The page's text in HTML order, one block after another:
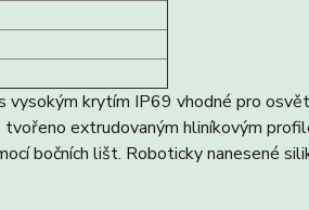
krytím IP69 vhodné pro
extrudovaným hliníkovým
bočních lišt. Roboticky nanesené